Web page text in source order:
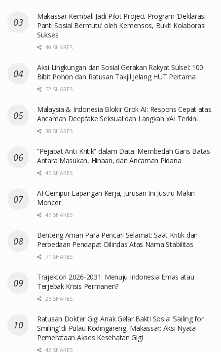
Makassar Kembali Jadi Pilot Project Program ‘Deklarasi
Panti Sosial Bermutu’ oleh Kemensos, Bukti Kolaborasi
Sukses
40 SHARES
Aksi Lingkungan dan Sosial Gerakan Rakyat Sulsel: 100
Bibit Pohon dan Ratusan Takjil Jelang HUT Pertama
52 SHARES
Malaysia & Indonesia Blokir Grok AI: Respons Cepat atas
Ancaman Deepfake Seksual dan Langkah xAI Terkini
38 SHARES
“Pejabat Anti-Kritik” dalam Data: Membedah Garis Batas
Antara Masukan, Hinaan, dan Ancaman Pidana
45 SHARES
AI Gempur Lapangan Kerja, Jurusan Ini Justru Makin
Moncer
47 SHARES
Benteng Aman Para Pencari Selamat: Saat Kritik dan
Perbedaan Pendapat Dilindas Atas Nama Stabilitas
71 SHARES
Trajektori 2026-2031: Menuju Indonesia Emas atau
Terjebak Krisis Permanen?
26 SHARES
Ratusan Dokter Gigi Anak Gelar Bakti Sosial ‘Sailing for
Smiling’ di Pulau Kodingareng, Makassar: Aksi Nyata
Pemerataan Akses Kesehatan Gigi
42 SHARES